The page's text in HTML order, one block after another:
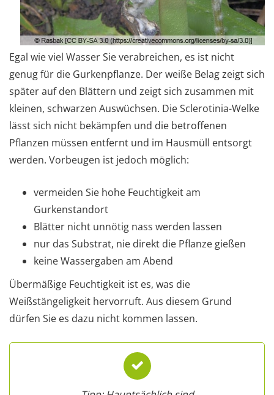
Egal wie viel Wasser Sie verabreichen, es ist nicht
genug für die Gurkenpflanze. Der weiße Belag zeigt sich
später auf den Blättern und zeigt sich zusammen mit
kleinen, schwarzen Auswüchsen. Die Sclerotinia-Welke
lässt sich nicht bekämpfen und die betroffenen
Pflanzen müssen entfernt und im Hausmüll entsorgt
werden. Vorbeugen ist jedoch möglich:
vermeiden Sie hohe Feuchtigkeit am
Gurkenstandort
Blätter nicht unnötig nass werden lassen
nur das Substrat, nie direkt die Pflanze gießen
keine Wassergaben am Abend
Übermäßige Feuchtigkeit ist es, was die
Weißstängeligkeit hervorruft. Aus diesem Grund
dürfen Sie es dazu nicht kommen lassen.